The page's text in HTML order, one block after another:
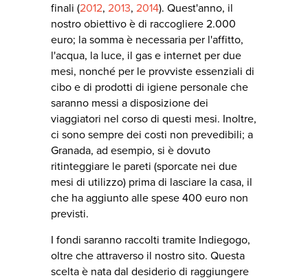
finali (2012, 2013, 2014). Quest'anno, il
nostro obiettivo è di raccogliere 2.000
euro; la somma è necessaria per l'affitto,
l'acqua, la luce, il gas e internet per due
mesi, nonché per le provviste essenziali di
cibo e di prodotti di igiene personale che
saranno messi a disposizione dei
viaggiatori nel corso di questi mesi. Inoltre,
ci sono sempre dei costi non prevedibili; a
Granada, ad esempio, si è dovuto
ritinteggiare le pareti (sporcate nei due
mesi di utilizzo) prima di lasciare la casa, il
che ha aggiunto alle spese 400 euro non
previsti.
I fondi saranno raccolti tramite Indiegogo,
oltre che attraverso il nostro sito. Questa
scelta è nata dal desiderio di raggiungere